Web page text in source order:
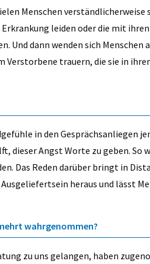
Menschen verständlicherweise
Erkrankung leiden oder die mit
Und dann wenden sich Menschen
Verstorbene trauern, die sie in
in den Gesprächsanliegen
dieser Angst Worte zu geben. So
Das Reden darüber bringt in
heraus und lässt
wahrgenommen?
zu uns gelangen, haben